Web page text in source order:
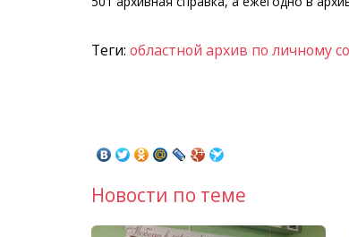
Теги: областной архив по личному
Новости по теме